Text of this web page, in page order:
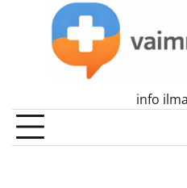
info